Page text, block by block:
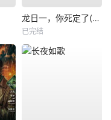
龙日一，你死定了(短剧)
已完结